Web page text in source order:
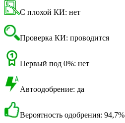
С плохой КИ: нет
Проверка КИ: проводится
Первый под 0%: нет
Автоодобрение: да
Вероятность одобрения: 94,7%